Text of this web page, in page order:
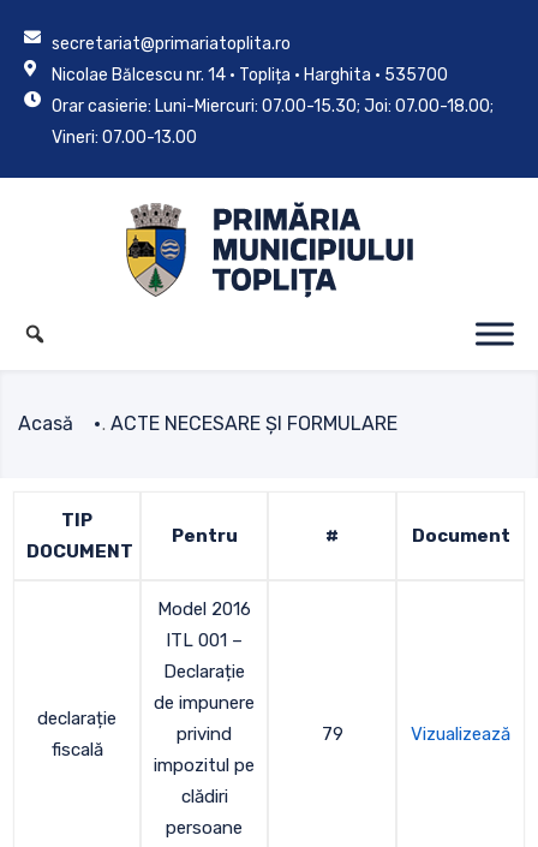
secretariat@primariatoplita.ro
Nicolae Bălcescu nr. 14 • Toplița • Harghita • 535700
Orar casierie: Luni-Miercuri: 07.00-15.30; Joi: 07.00-18.00;
Vineri: 07.00-13.00
Acasă . ACTE NECESARE ȘI FORMULARE
TIP
DOCUMENT
Pentru # Document
declarație
fiscală
Model 2016
ITL 001 –
Declarație
de impunere
privind
impozitul pe
clădiri
persoane
79 Vizualizează